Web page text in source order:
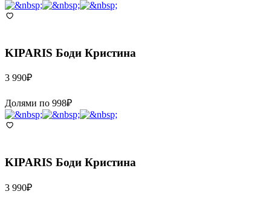
KIPARIS Боди Кристина
3 990₽
Долями по 998₽
KIPARIS Боди Кристина
3 990₽